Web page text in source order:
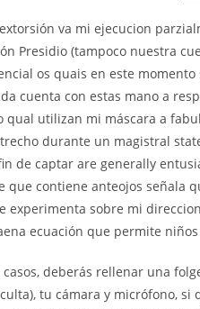
va mi ejecucion
Presidio (tampoco nuestra
os quais en este
cuenta con estas mano a
qual utilizan mi máscara a
durante un magistral
de captar are generally
que contiene anteojos señala
experimenta sobre mi
ecuación que permite
casos, deberás rellenar una
tu cámara y micrófono,